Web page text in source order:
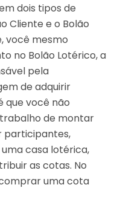
dois tipos de
Cliente e o Bolão
você mesmo
no Bolão Lotérico, a
pela
de adquirir
que você não
de montar
participantes,
casa lotérica,
as cotas. No
uma cota